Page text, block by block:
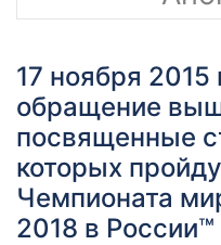
17 ноября 2015
обращение
посвященные
которых
Чемпионата
2018 в России™